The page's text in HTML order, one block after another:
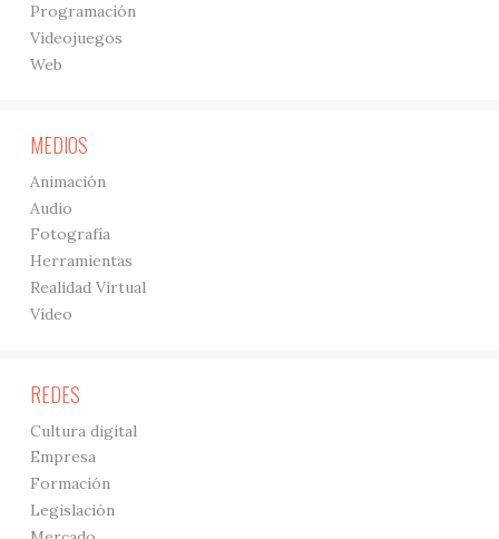
Programación
Videojuegos
Web
MEDIOS
Animación
Audio
Fotografía
Herramientas
Realidad Virtual
Vídeo
REDES
Cultura digital
Empresa
Formación
Legislación